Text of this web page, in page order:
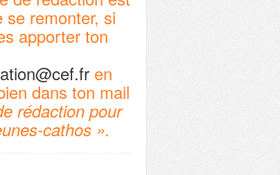
se remonter, si
apporter ton
en
dans ton mail
rédaction pour
cathos ».